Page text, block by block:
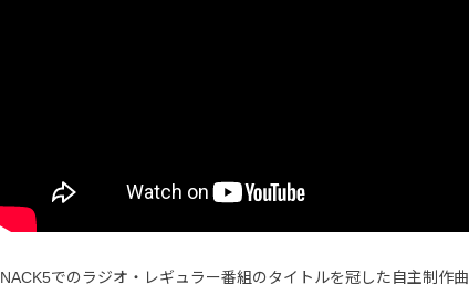
NACK5でのラジオ・レギュラー番組のタイトルを冠した自主制作曲